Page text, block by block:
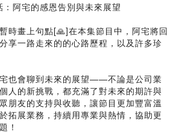
阿宅的感恩告別與未來展望
時畫上句點[🙏]在本集節目中，阿宅將回
享一路走來的的心路歷程，以及許多珍
也會聊到未來的展望——不論是公司業
人的新挑戰，都充滿了對未來的期許與
朋友的支持與收聽，讓節目更加豐富溫
拓展業務，持續用專業與熱情，協助更
！